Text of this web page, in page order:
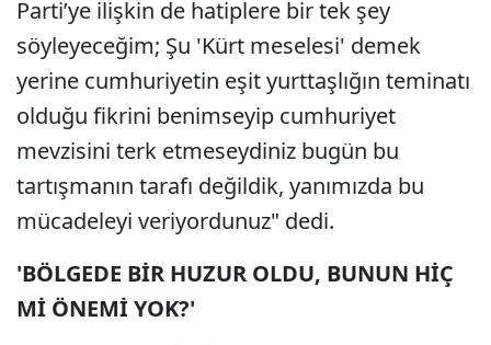
Parti’ye ilişkin de hatiplere bir tek şey
söyleyeceğim; Şu 'Kürt meselesi' demek
yerine cumhuriyetin eşit yurttaşlığın teminatı
olduğu fikrini benimseyip cumhuriyet
mevzisini terk etmeseydiniz bugün bu
tartışmanın tarafı değildik, yanımızda bu
mücadeleyi veriyordunuz" dedi.
'BÖLGEDE BİR HUZUR OLDU, BUNUN HİÇ
Mİ ÖNEMİ YOK?'